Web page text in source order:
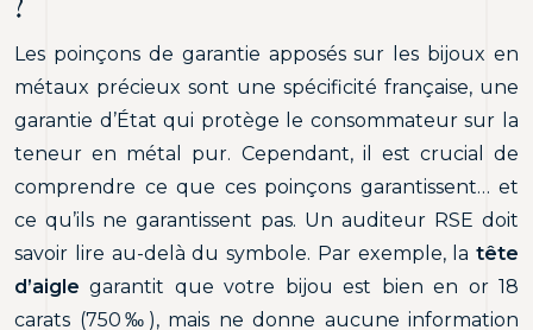
?
Les poinçons de garantie apposés sur les bijoux en
métaux précieux sont une spécificité française, une
garantie d’État qui protège le consommateur sur la
teneur en métal pur. Cependant, il est crucial de
comprendre ce que ces poinçons garantissent… et
ce qu’ils ne garantissent pas. Un auditeur RSE doit
savoir lire au-delà du symbole. Par exemple, la tête
d’aigle garantit que votre bijou est bien en or 18
carats (750‰), mais ne donne aucune information